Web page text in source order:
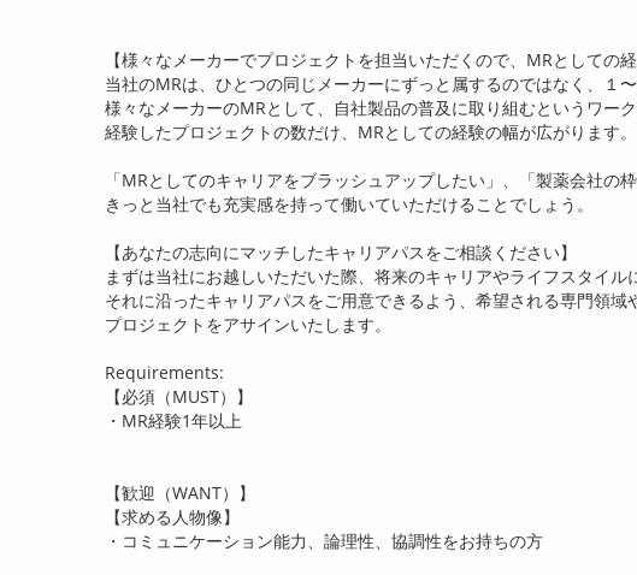
【様々なメーカーでプロジェクトを担当いただくので、 MRとしての
当社のMRは、ひとつの同じメーカーにずっと属するのではなく、１〜
様々なメーカーのMRとして、自社製品の普及に取り組むというワーク
経験したプロジェクトの数だけ、 MRとしての経験の幅が広がります。
「MRとしてのキャリアをブラッシュアップしたい」、「製薬会社の
きっと当社でも充実感を持って働いていただけることでしょう。
【あなたの志向にマッチしたキャリアパスをご相談ください】
まずは当社にお越しいただいた際、将来のキャリアやライフスタイル
それに沿ったキャリアパスをご用意できるよう、希望される専門領
プロジェクトをアサインいたします。
Requirements:
【必須（MUST）】
・ MR経験1年以上
【歓迎（WANT）】
【求める人物像】
・コミュニケーション能力、論理性、協調性をお持ちの方